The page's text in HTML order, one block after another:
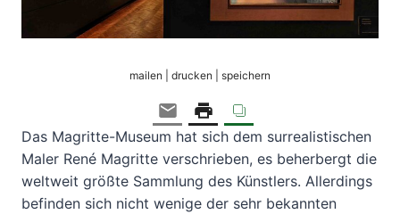
mailen | drucken | speichern
Das Magritte-Museum hat sich dem surrealistischen
Maler René Magritte verschrieben, es beherbergt die
weltweit größte Sammlung des Künstlers. Allerdings
befinden sich nicht wenige der sehr bekannten